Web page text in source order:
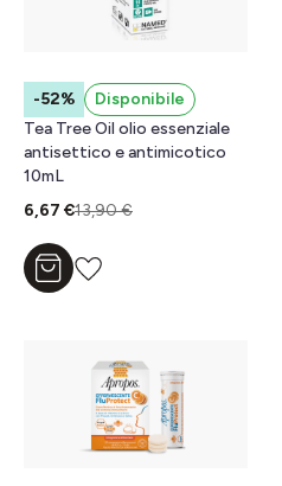
-52%
Disponibile
Tea Tree Oil olio essenziale
antisettico e antimicotico
10mL
6,67 €13,90 €
Aggiungi al carrello